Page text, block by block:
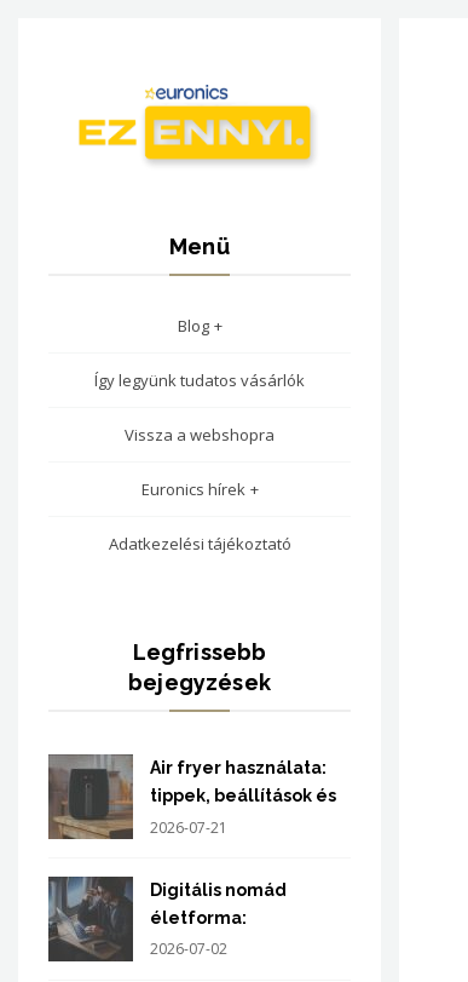
Menü
Blog
Így legyünk tudatos vásárlók
Vissza a webshopra
Euronics hírek
Adatkezelési tájékoztató
Legfrissebb
bejegyzések
Air fryer használata:
tippek, beállítások és
gyakori hibák
2026-07-21
Digitális nomád
életforma:
2026-07-02